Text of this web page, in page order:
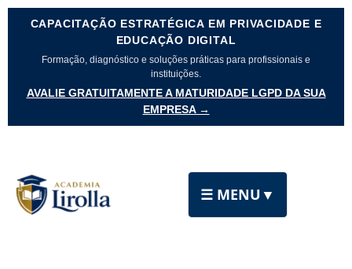
CAPACITAÇÃO ESTRATÉGICA EM PRIVACIDADE E
EDUCAÇÃO DIGITAL
Formação, diagnóstico e soluções práticas para profissionais e
instituições.
AVALIE GRATUITAMENTE A MATURIDADE LGPD DA SUA
EMPRESA →
☰ MENU ▼